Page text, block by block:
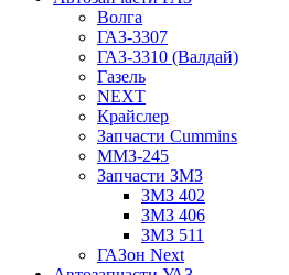
Волга
ГАЗ-3307
ГАЗ-3310 (Валдай)
Газель
NEXT
Крайслер
Запчасти Cummins
ММЗ-245
Запчасти ЗМЗ
ЗМЗ 402
ЗМЗ 406
ЗМЗ 511
ГАЗон Next